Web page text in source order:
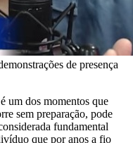
de presença
um dos momentos que
sem preparação, pode
fundamental
que por anos a fio